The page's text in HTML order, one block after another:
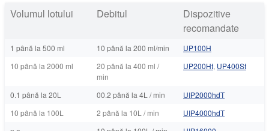
Volumul lotului
Debitul
Dispozitive
recomandate
1 până la 500 ml 10 până la 200 ml/min
UP100H
10 până la 2000 ml
20 până la 400 ml /
min
UP200Ht, UP400St
0.1 până la 20L 00.2 până la 4L / min
UIP2000hdT
10 până la 100L
2 până la 10L / min
UIP4000hdT